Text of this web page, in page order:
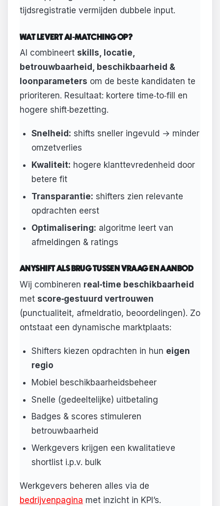
tijdsregistratie vermijden dubbele input.
WAT LEVERT AI‑MATCHING OP?
AI combineert skills, locatie,
betrouwbaarheid, beschikbaarheid &
loonparameters om de beste kandidaten te
prioriteren. Resultaat: kortere time‑to‑fill en
hogere shift‑bezetting.
Snelheid: shifts sneller ingevuld → minder
omzetverlies
Kwaliteit: hogere klanttevredenheid door
betere fit
Transparantie: shifters zien relevante
opdrachten eerst
Optimalisering: algoritme leert van
afmeldingen & ratings
ANYSHIFT ALS BRUG TUSSEN VRAAG EN AANBOD
Wij combineren real‑time beschikbaarheid
met score‑gestuurd vertrouwen
(punctualiteit, afmeldratio, beoordelingen). Zo
ontstaat een dynamische marktplaats:
Shifters kiezen opdrachten in hun eigen
regio
Mobiel beschikbaarheidsbeheer
Snelle (gedeeltelijke) uitbetaling
Badges & scores stimuleren
betrouwbaarheid
Werkgevers krijgen een kwalitatieve
shortlist i.p.v. bulk
Werkgevers beheren alles via de
bedrijvenpagina met inzicht in KPI’s.